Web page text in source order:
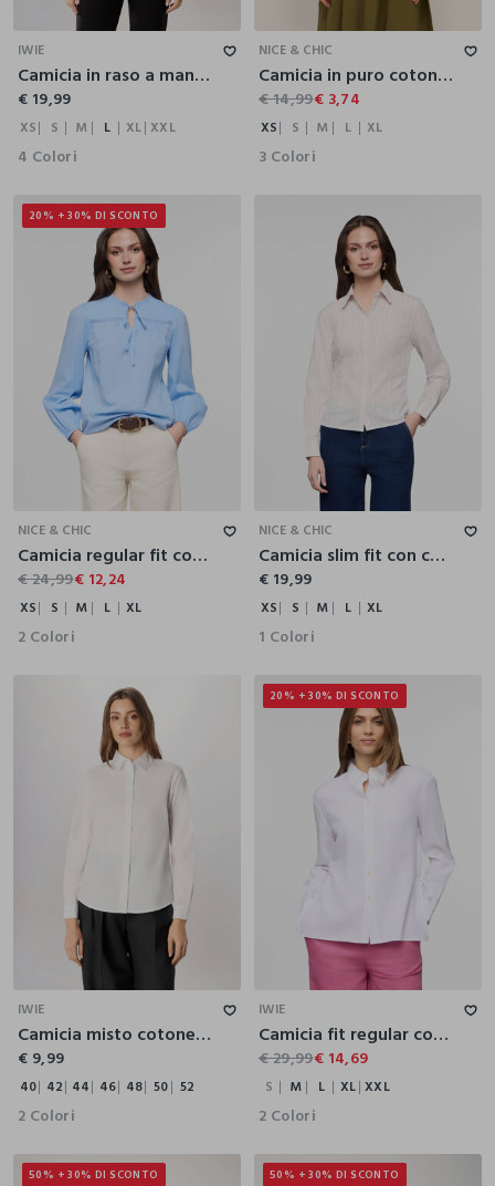
M XL
XXL
IWIE
Camicia in raso a maniche lunghe donna
€ 19,99
XS S M L XL XXL
4 Colori
M
NICE & CHIC
Camicia in puro cotone voile donna
€ 14,99€ 3,74
XS S M L XL
3 Colori
20% + 30% DI SCONTO
XL
NICE & CHIC
Camicia regular fit con scollo rotondo in puro cotone donna
€ 24,99€ 12,24
XS S M L XL
2 Colori
M
XL
NICE & CHIC
Camicia slim fit con collo alla francese in popeline di cotone stretch donna
€ 19,99
XS S M L XL
1 Colori
44
52
IWIE
Camicia misto cotone donna
€ 9,99
40 42 44 46 48 50 52
2 Colori
20% + 30% DI SCONTO
XXL
IWIE
Camicia fit regular con colletto alla francese misto lino donna
€ 29,99€ 14,69
S M L XL XXL
2 Colori
50% + 30% DI SCONTO 50% + 30% DI SCONTO